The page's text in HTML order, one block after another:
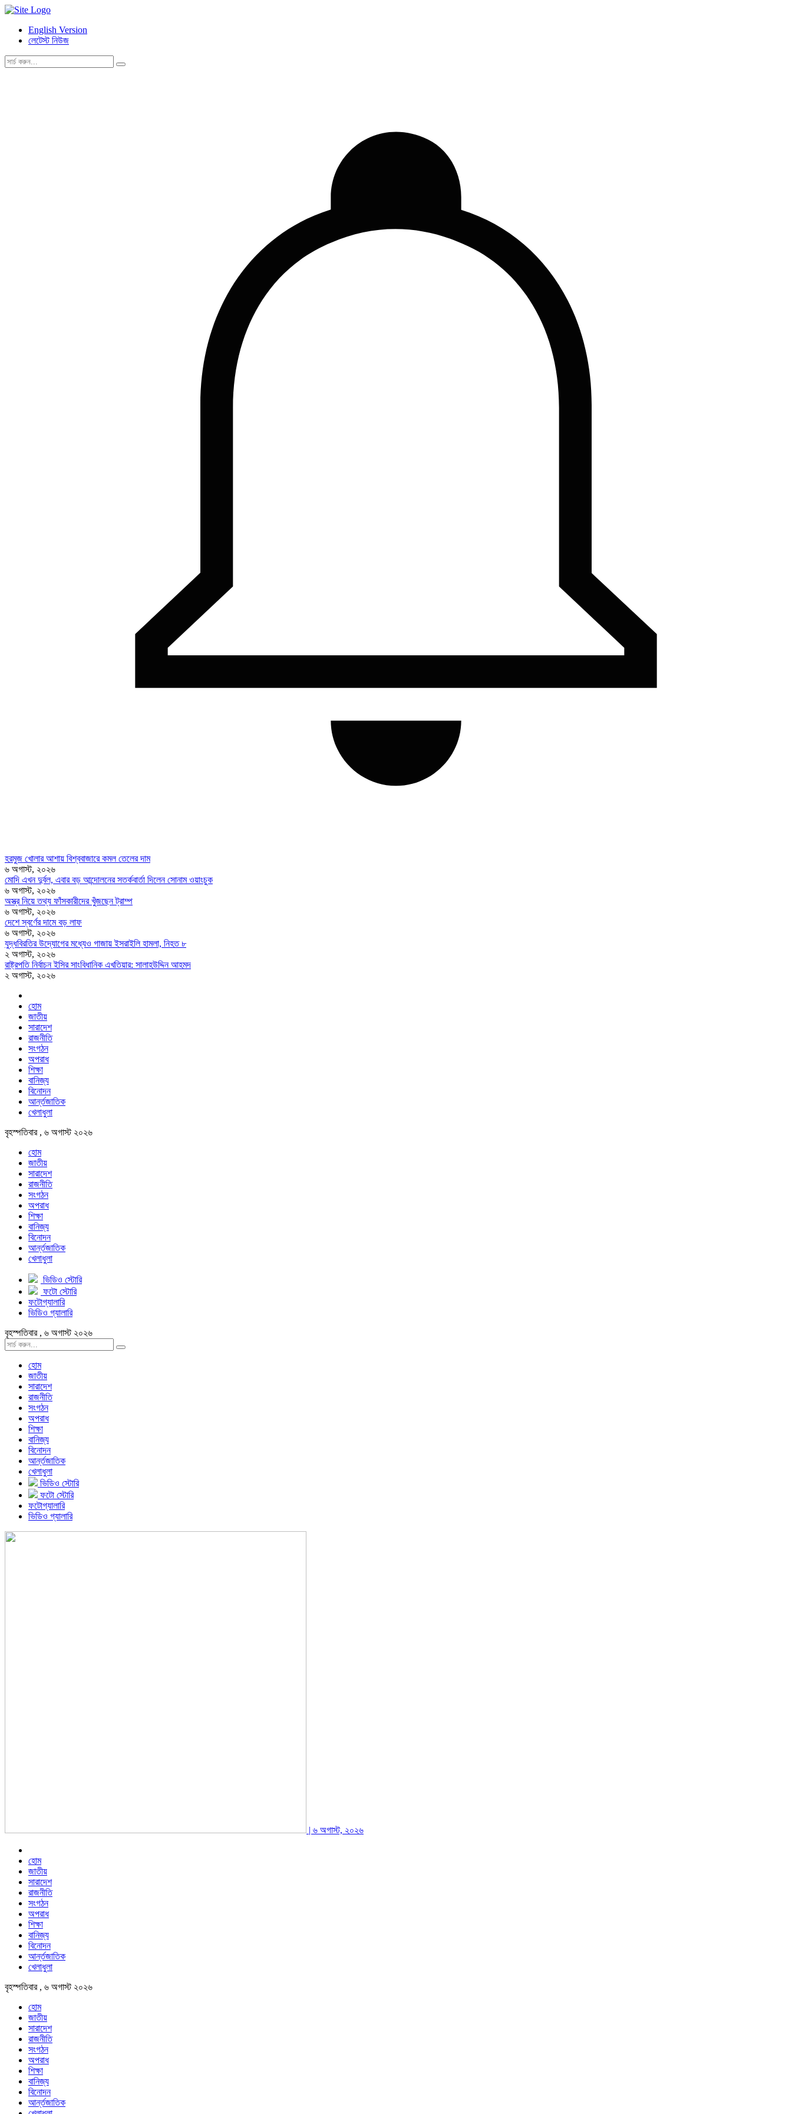
English Version
লেটেস্ট নিউজ
হরমুজ খোলার আশায় বিশ্ববাজারে কমল তেলের দাম
৬ অগাস্ট, ২০২৬
মোদি এখন দুর্বল, এবার বড় আন্দোলনের সতর্কবার্তা দিলেন সোনাম ওয়াংচুক
৬ অগাস্ট, ২০২৬
অস্ত্র নিয়ে তথ্য ফাঁসকারীদের খুঁজছেন ট্রাম্প
৬ অগাস্ট, ২০২৬
দেশে স্বর্ণের দামে বড় লাফ
৬ অগাস্ট, ২০২৬
যুদ্ধবিরতির উদ্যোগের মধ্যেও গাজায় ইসরাইলি হামলা, নিহত ৮
২ অগাস্ট, ২০২৬
রাষ্ট্রপতি নির্বাচন ইসির সাংবিধানিক এখতিয়ার: সালাহউদ্দিন আহমদ
২ অগাস্ট, ২০২৬
হোম
জাতীয়
সারাদেশ
রাজনীতি
সংগঠন
অপরাধ
শিক্ষা
বানিজ্য
বিনোদন
আর্ন্তজাতিক
খেলাধুলা
বৃহস্পতিবার , ৬ অগাস্ট ২০২৬
হোম
জাতীয়
সারাদেশ
রাজনীতি
সংগঠন
অপরাধ
শিক্ষা
বানিজ্য
বিনোদন
আর্ন্তজাতিক
খেলাধুলা
ভিডিও স্টোরি
ফটো স্টোরি
ফটোগ্যালারি
ভিডিও গ্যালারি
বৃহস্পতিবার , ৬ অগাস্ট ২০২৬
হোম
জাতীয়
সারাদেশ
রাজনীতি
সংগঠন
অপরাধ
শিক্ষা
বানিজ্য
বিনোদন
আর্ন্তজাতিক
খেলাধুলা
ভিডিও স্টোরি
ফটো স্টোরি
ফটোগ্যালারি
ভিডিও গ্যালারি
| ৬ অগাস্ট, ২০২৬
হোম
জাতীয়
সারাদেশ
রাজনীতি
সংগঠন
অপরাধ
শিক্ষা
বানিজ্য
বিনোদন
আর্ন্তজাতিক
খেলাধুলা
বৃহস্পতিবার , ৬ অগাস্ট ২০২৬
হোম
জাতীয়
সারাদেশ
রাজনীতি
সংগঠন
অপরাধ
শিক্ষা
বানিজ্য
বিনোদন
আর্ন্তজাতিক